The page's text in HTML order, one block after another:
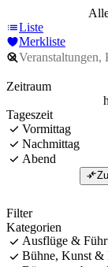
Liste
Merkliste
Zeitraum
Tageszeit
Vormittag
Nachmittag
Abend
Filter
Kategorien
Ausflüge &
Bühne, Kunst &